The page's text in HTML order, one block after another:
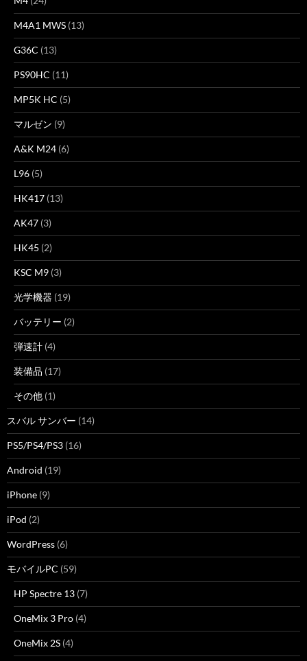
M4A1 MWS (13)
G36C (13)
PS90HC (11)
MP5K HC (5)
マルゼン (9)
A&K M24 (6)
L96 (5)
HK417 (13)
AK47 (3)
HK45 (2)
KSC M9 (3)
光学機器 (19)
バッテリー (2)
弾速計 (4)
装備品 (17)
その他 (1)
スバル サンバー (14)
PS5/PS4/PS3 (16)
Android (19)
iPhone (9)
iPod (2)
WordPress (6)
モバイルPC (59)
HP Spectre 13 (7)
OneMix 3 Pro (4)
OneMix 2S (4)